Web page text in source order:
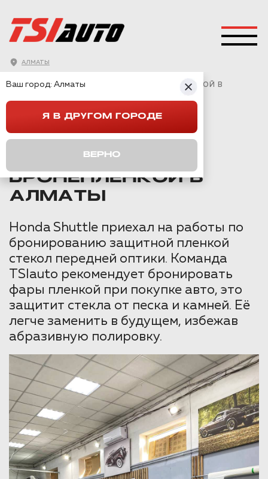
АЛМАТЫ
HONDA SHUTTLE ОКЛЕЙКА ФАР БРОНЕПЛЕНКОЙ В
HONDA SHUTTLE
ОКЛЕЙКА ФАР
БРОНЕПЛЕНКОЙ В
АЛМАТЫ
Honda Shuttle приехал на работы по
бронированию защитной пленкой
стекол передней оптики. Команда
TSIauto рекомендует бронировать
фары пленкой при покупке авто, это
защитит стекла от песка и камней. Её
легче заменить в будущем, избежав
абразивную полировку.
Ваш город: Алматы
Я В ДРУГОМ ГОРОДЕ
ВЕРНО